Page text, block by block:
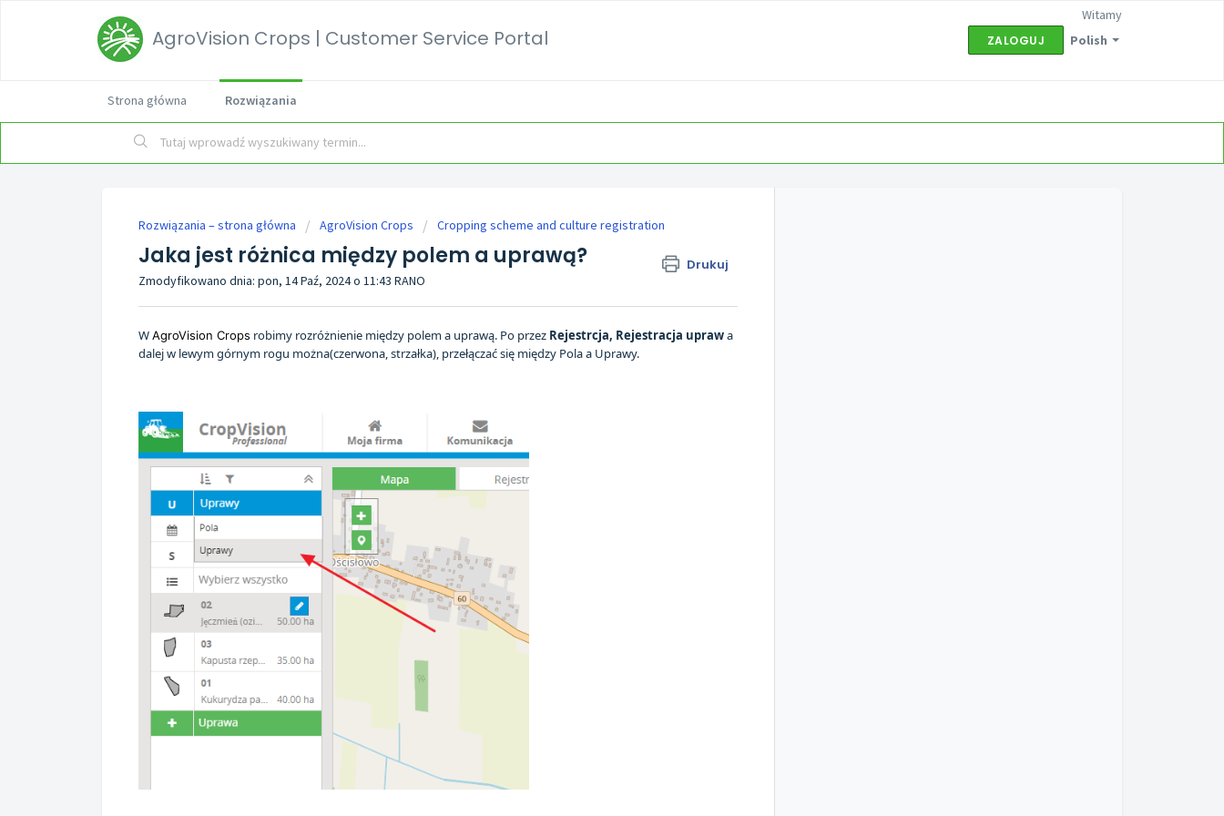
AgroVision Crops | Customer Service Portal Polish
Witamy
ZALOGUJ
Strona główna Rozwiązania
Rozwiązania – strona główna AgroVision Crops Cropping scheme and culture registration
Jaka jest różnica między polem a uprawą? Drukuj
Zmodyfikowano dnia: pon, 14 Paź, 2024 o 11:43 RANO
WAgroVision Crops robimy rozróżnienie między polem a uprawą. Po przez Rejestrcja, Rejestracja uprawa
dalej w lewym górnym rogu można(czerwona, strzałka), przełączać się między Pola a Uprawy.